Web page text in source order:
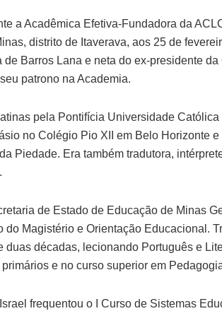
a Acadêmica Efetiva-Fundadora da
distrito de Itaverava, aos 25 de
Barros Lana e neta do ex-presidente
patrono na Academia.
pela Pontifícia Universidade
no Colégio Pio XII em Belo Horizonte
Piedade. Era também tradutora,
de Estado de Educação de Minas
do Magistério e Orientação Educacional.
duas décadas, lecionando Português e
e no curso superior em
frequentou o I Curso de Sistemas